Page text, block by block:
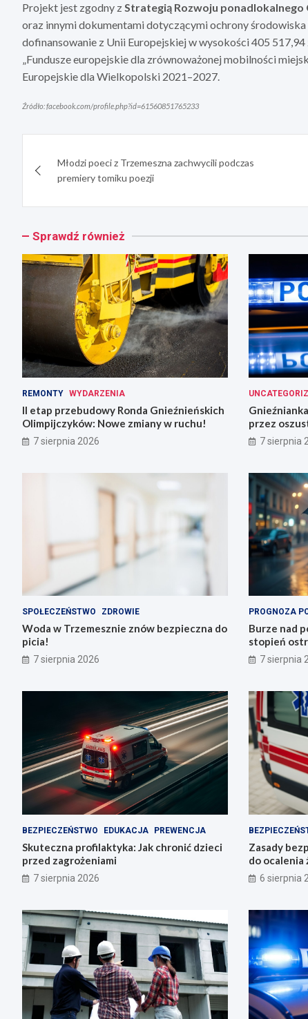
Projekt jest zgodny zStrategią Rozwoju ponadlokalnego
oraz innymi dokumentami dotyczącymi ochrony
dofinansowanie z Unii Europejskiej w wysokości 405
„Fundusze europejskie dla zrównoważonej mobilności
Europejskie dla Wielkopolski 2021–2027.
Źródło: facebook.com/profile.php?id=61560851765233
wpisuMłodzi poeci z Trzemeszna zachwycili podczas
premiery tomiku poezji
Sprawdź również
REMONTY WYDARZENIA
II etap przebudowy Ronda Gnieźnieńskich
Olimpijczyków: Nowe zmiany w ruchu!
7 sierpnia 2026
przez
7 sierpnia
SPOŁECZEŃSTWO ZDROWIE
Woda w Trzemesznie znów bezpieczna do
picia!
7 sierpnia 2026
PROGNOZA
Burze nad
stopień
Trzemeszno
7 sierpnia
BEZPIECZEŃSTWO EDUKACJA PREWENCJA
Skuteczna profilaktyka: Jak chronić dzieci
przed zagrożeniami
7 sierpnia 2026
Zasady
do ocalenia
6 sierpnia